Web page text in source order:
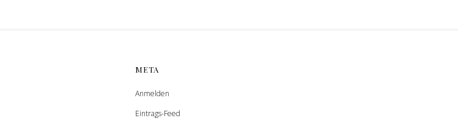
META
Anmelden
Eintrags-Feed